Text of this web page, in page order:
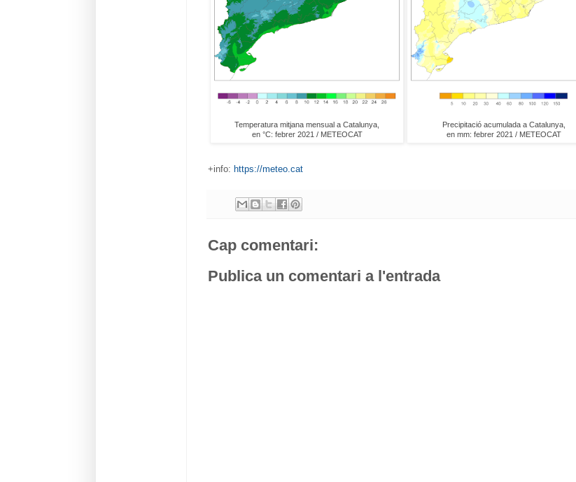
Temperatura mitjana mensual a Catalunya,
en °C: febrer 2021 / METEOCAT
Precipitació acumulada a Catalunya,
en mm: febrer 2021 / METEOCAT
+info: https://meteo.cat
Cap comentari:
Publica un comentari a l'entrada